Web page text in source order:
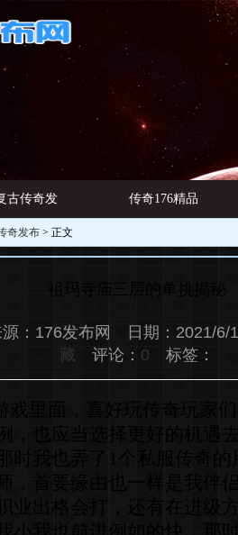
古传奇发
布网
传奇176精品
奇发布 > 正文
祖玛寺庙三层的单挑揭秘
：176发布网 日期：
藏 评论： 0 标签：
戏里面，喜好玩传奇玩家
，也应当选择更好的机遇
时我也弄了1个私服传奇
，首要缘由也一样是我伴
业出格会打，还有在进级